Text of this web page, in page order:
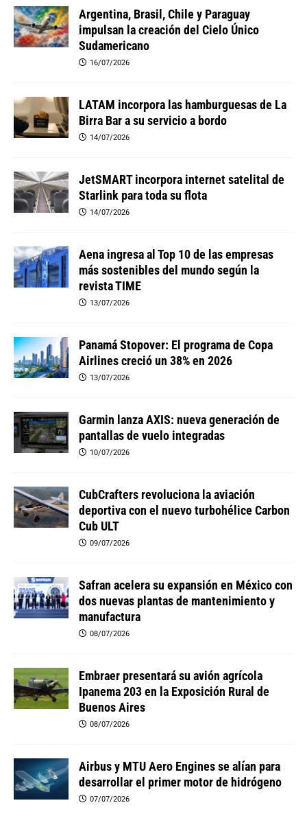
Argentina, Brasil, Chile y Paraguay
impulsan la creación del Cielo Único
Sudamericano
16/07/2026
LATAM incorpora las hamburguesas de La
Birra Bar a su servicio a bordo
14/07/2026
JetSMART incorpora internet satelital de
Starlink para toda su flota
14/07/2026
Aena ingresa al Top 10 de las empresas
más sostenibles del mundo según la
revista TIME
13/07/2026
Panamá Stopover: El programa de Copa
Airlines creció un 38% en 2026
13/07/2026
Garmin lanza AXIS: nueva generación de
pantallas de vuelo integradas
10/07/2026
CubCrafters revoluciona la aviación
deportiva con el nuevo turbohélice Carbon
Cub ULT
09/07/2026
Safran acelera su expansión en México con
dos nuevas plantas de mantenimiento y
manufactura
08/07/2026
Embraer presentará su avión agrícola
Ipanema 203 en la Exposición Rural de
Buenos Aires
08/07/2026
Airbus y MTU Aero Engines se alían para
desarrollar el primer motor de hidrógeno
07/07/2026